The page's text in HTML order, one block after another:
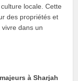
locale. Cette
des propriétés et
dans un
à Sharjah